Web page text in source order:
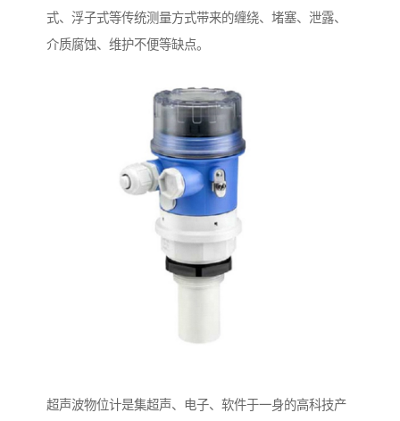
式、浮子式等传统测量方式带来的缠绕、堵塞、泄露、
介质腐蚀、维护不便等缺点。
超声波物位计是集超声、电子、软件于一身的高科技产